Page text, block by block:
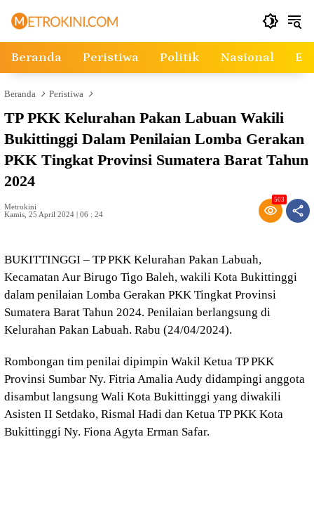
Beranda Peristiwa Politik Nasional
Beranda Peristiwa
TP PKK Kelurahan Pakan Labuan Wakili
Bukittinggi Dalam Penilaian Lomba Gerakan
PKK Tingkat Provinsi Sumatera Barat Tahun
2024
Metrokini
Kamis, 25 April 2024 | 06 : 24
503
BUKITTINGGI – TP PKK Kelurahan Pakan Labuah,
Kecamatan Aur Birugo Tigo Baleh, wakili Kota Bukittinggi
dalam penilaian Lomba Gerakan PKK Tingkat Provinsi
Sumatera Barat Tahun 2024. Penilaian berlangsung di
Kelurahan Pakan Labuah. Rabu (24/04/2024).
Rombongan tim penilai dipimpin Wakil Ketua TP PKK
Provinsi Sumbar Ny. Fitria Amalia Audy didampingi anggota
disambut langsung Wali Kota Bukittinggi yang diwakili
Asisten II Setdako, Rismal Hadi dan Ketua TP PKK Kota
Bukittinggi Ny. Fiona Agyta Erman Safar.